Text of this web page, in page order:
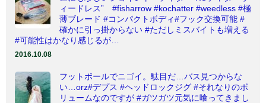
ィードレス” #fisharrow #kochatter #weedless #極
薄ブレード #コンパクトボディ#フック交換可能 #
確かに引っ掛からない #ただしミスバイトも増える
#可能性はかなり感じるが…
2016.10.08
フットボールでニゴイ。駄目だ…バス見つからな
い…orz#デプス #ヘッドロックジグ #それなりのボ
リュームなのですが #ガツガツ元気に喰ってきまし